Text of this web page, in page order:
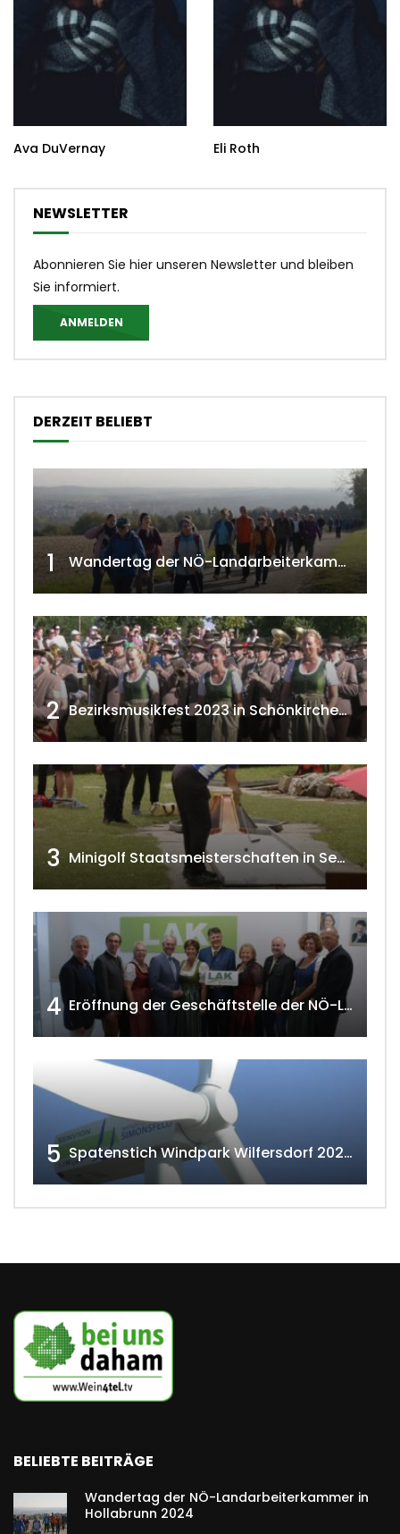
Ava DuVernay Eli Roth
NEWSLETTER
Abonnieren Sie hier unseren Newsletter und bleiben
Sie informiert.
ANMELDEN
DERZEIT BELIEBT
1 Wandertag der NÖ-Landarbeiterkammer in Hollabrunn 2024
2 Bezirksmusikfest 2023 in Schönkirchen-Reyersdorf
3 Minigolf Staatsmeisterschaften in Seefeld-Kadolz w4tv174
4 Eröffnung der Geschäftstelle der NÖ-Landarbeiterkammer in Mistelbach w4tv174
5 Spatenstich Windpark Wilfersdorf 2023 w4tv177
BELIEBTE BEITRÄGE
Wandertag der NÖ-Landarbeiterkammer in
Hollabrunn 2024